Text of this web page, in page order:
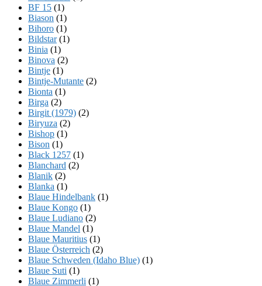
BF 15 (1)
Biason (1)
Bihoro (1)
Bildstar(1)
Binia (1)
Binova (2)
Bintje (1)
Bintje-Mutante (2)
Bionta (1)
Birga (2)
Birgit (1979) (2)
Biryuza (2)
Bishop (1)
Bison (1)
Black 1257 (1)
Blanchard (2)
Blanik (2)
Blanka (1)
Blaue Hindelbank (1)
Blaue Kongo (1)
Blaue Ludiano (2)
Blaue Mandel (1)
Blaue Mauritius (1)
Blaue Österreich (2)
Blaue Schweden (Idaho Blue) (1)
Blaue Suti (1)
Blaue Zimmerli (1)